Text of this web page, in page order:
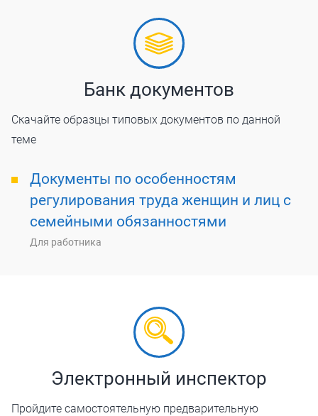
Банк документов
Скачайте образцы типовых документов по данной
теме
Документы по особенностям
регулирования труда женщин и лиц с
семейными обязанностями
Для работника
Электронный инспектор
Пройдите самостоятельную предварительную